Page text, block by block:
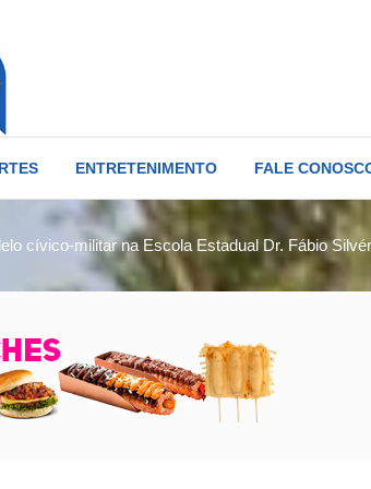
ENTRETENIMENTO FALE
cívico-militar na Escola Estadual Dr. Fábio